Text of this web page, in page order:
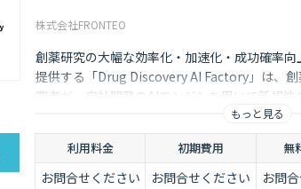
株式会社FRONTEO
創薬研究の大幅な効率化・加速化・成功確率
提供する「Drug Discovery AI Factory」は、
究者が、自社開発のAIエンジンを用いて新規性
ーの探索・評価、適応症提案、シーズ評価な
成・提供します。
もっと見る
利用料金 初期費用 無
お問合せください お問合せください お問